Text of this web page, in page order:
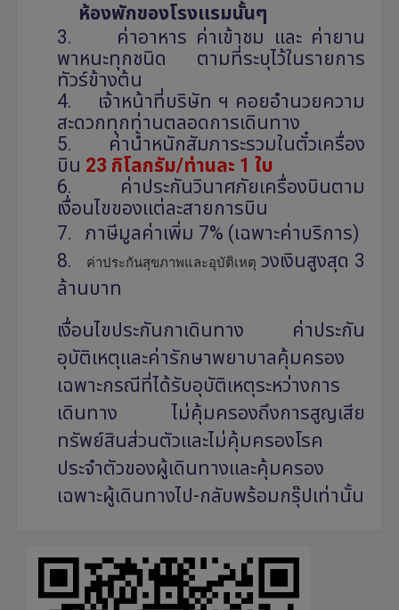
ห้องพักของโรงแรมนั้นๆ
3.
ค่าอาหาร ค่าเข้าชม และ ค่ายาน
พาหนะทุกชนิด ตามที่ระบุไว้ในรายการ
ทัวร์ข้างต้น
4.
เจ้าหน้าที่บริษัท ฯ คอยอำนวยความ
สะดวกทุกท่านตลอดการเดินทาง
5.
ค่าน้ำหนักสัมภาระรวมในตั๋วเครื่อง
บิน 23 กิโลกรัม/ท่านละ 1 ใบ
6.
ค่าประกันวินาศภัยเครื่องบินตาม
เงื่อนไขของแต่ละสายการบิน
7. ภาษีมูลค่าเพิ่ม 7% (เฉพาะค่าบริการ)
8.
ค่าประกันสุขภาพและอุบัติเหตุ วงเงินสูงสุด 3
ล้านบาท
เงื่อนไขประกันกาเดินทาง ค่าประกัน
อุบัติเหตุและค่ารักษาพยาบาลคุ้มครอง
เฉพาะกรณีที่ได้รับอุบัติเหตุระหว่างการ
เดินทาง ไม่คุ้มครองถึงการสูญเสีย
ทรัพย์สินส่วนตัวและไม่คุ้มครองโรค
ประจำตัวของผู้เดินทางและคุ้มครอง
เฉพาะผู้เดินทางไป-กลับพร้อมกรุ๊ปเท่านั้น